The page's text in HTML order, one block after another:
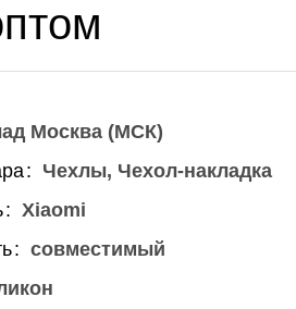
Москва (МСК)
Чехлы, Чехол-накладка
Xiaomi
совместимый